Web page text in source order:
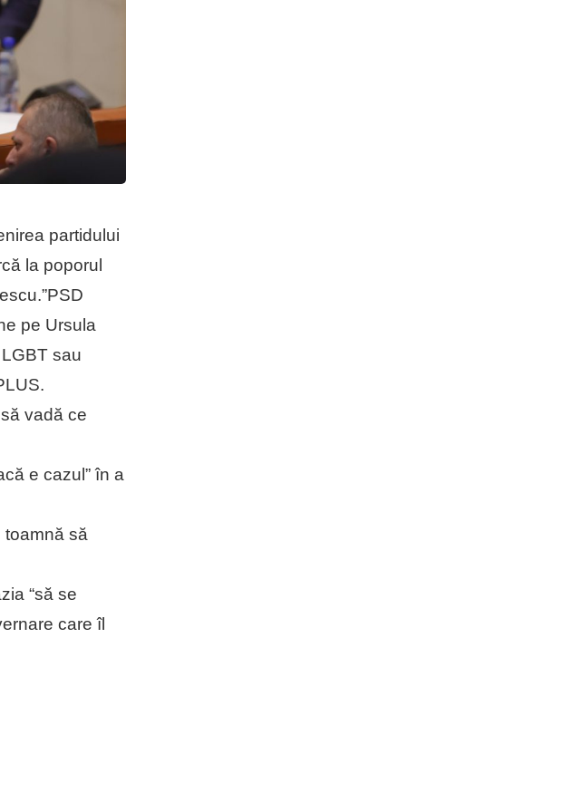
partidului
la poporul
pe Ursula
sau
vadă ce
e cazul” în a
toamnă să
“să se
care îl